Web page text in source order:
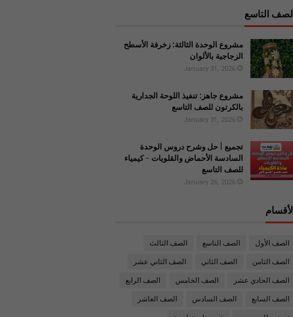
الصف التاسع
مشروع الوحدة الثالثة: زخرفة الأسطح
الزجاجية بالألوان
January 31, 2026
مشروع جاهز: تنفيذ اللوحة الجدارية
بالكرتون للصف التاسع
January 31, 2026
تجميع | حل وشرح دروس الوحدة
السادسة الأحماض والقلويات - كيمياء
للصف التاسع
January 26, 2026
الأقسام
الصف الأول الصف التاسع الصف الثالث
الصف الثامن الصف الثاني الصف الثاني عشر
الصف الحادي عشر الصف الخامس الصف الرابع
الصف السابع الصف السادس الصف العاشر